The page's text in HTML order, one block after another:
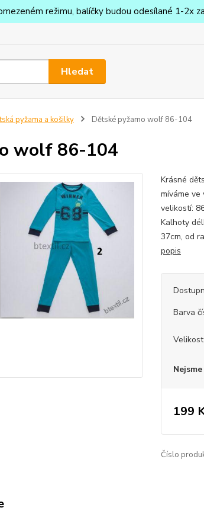
režimu, balíčky budou odesílané 1-2x
Hledat
pyžama a košilky Dětské pyžamo wolf 86-104
wolf 86-104
Krásné
míváme
velikostí:
Kalhoty
37cm, od
popis
Barva
Velikost
199
Číslo